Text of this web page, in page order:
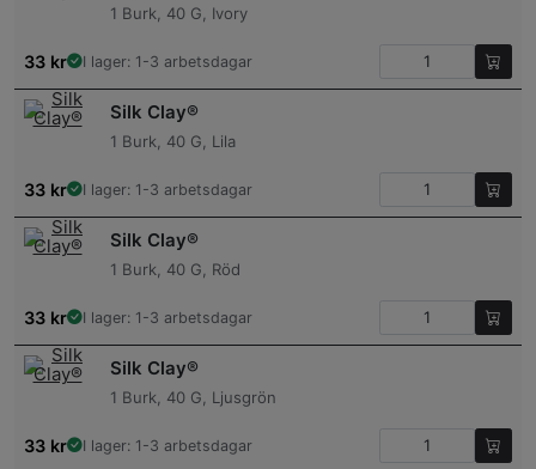
1 Burk, 40 G, Ivory
33 kr I lager: 1-3 arbetsdagar
Silk Clay®
1 Burk, 40 G, Lila
33 kr I lager: 1-3 arbetsdagar
Silk Clay®
1 Burk, 40 G, Röd
33 kr I lager: 1-3 arbetsdagar
Silk Clay®
1 Burk, 40 G, Ljusgrön
33 kr I lager: 1-3 arbetsdagar